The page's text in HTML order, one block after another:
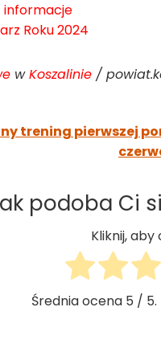
informacje
Roku 2024
wKoszalinie /
trening pierwszej
podoba Ci
Kliknij, aby
Średnia ocena 5 / 5.